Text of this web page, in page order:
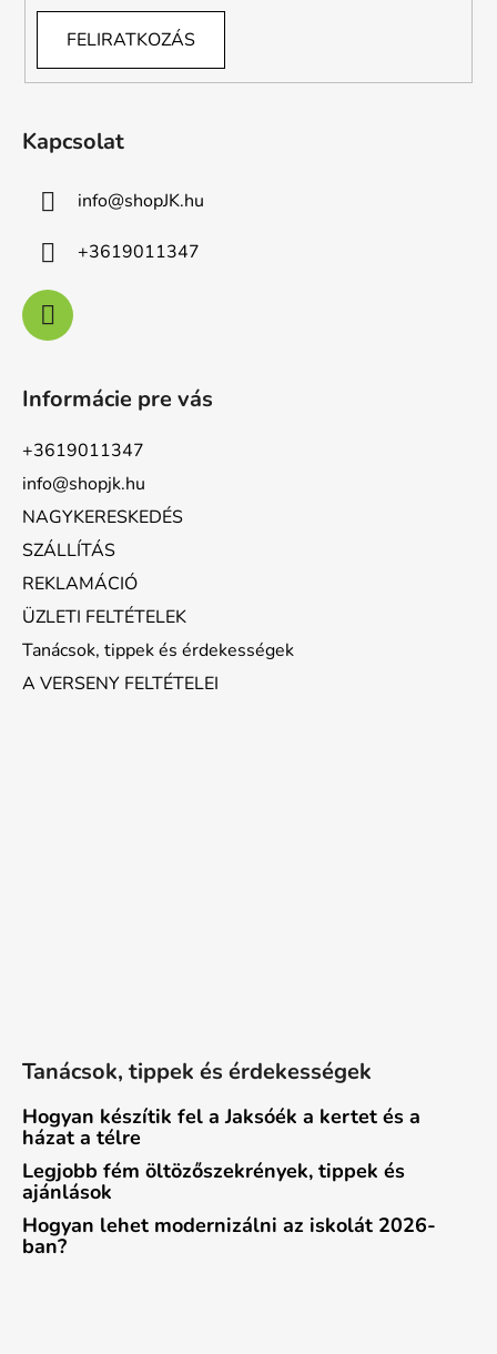
FELIRATKOZÁS
Kapcsolat
info@shopJK.hu
+3619011347
Informácie pre vás
+3619011347
info@shopjk.hu
NAGYKERESKEDÉS
SZÁLLÍTÁS
REKLAMÁCIÓ
ÜZLETI FELTÉTELEK
Tanácsok, tippek és érdekességek
A VERSENY FELTÉTELEI
Tanácsok, tippek és érdekességek
Hogyan készítik fel a Jaksóék a kertet és a
házat a télre
Legjobb fém öltözőszekrények, tippek és
ajánlások
Hogyan lehet modernizálni az iskolát 2026-
ban?